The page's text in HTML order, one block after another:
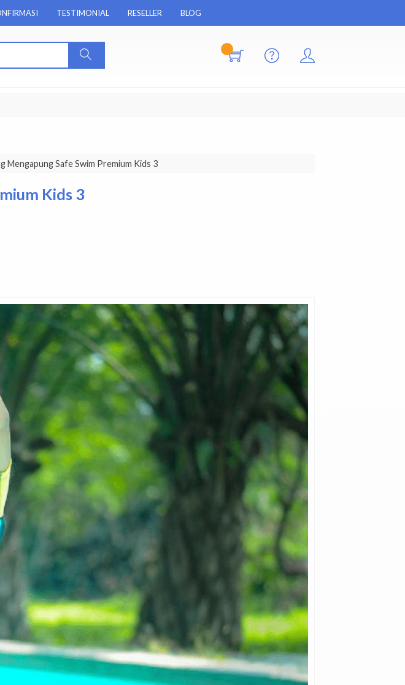
TESTIMONIAL RESELLER BLOG
Mengapung Safe Swim Premium Kids 3
Kids 3